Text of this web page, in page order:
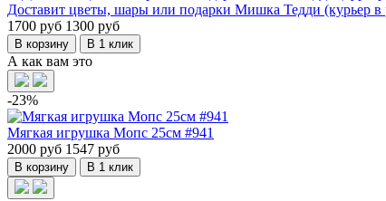
Доставит цветы, шары или подарки Мишка Тедди (курьер в
1700 руб 1300 руб
В корзину В 1 клик
А как вам это
-23%
Мягкая игрушка Мопс 25см #941
2000 руб 1547 руб
В корзину В 1 клик